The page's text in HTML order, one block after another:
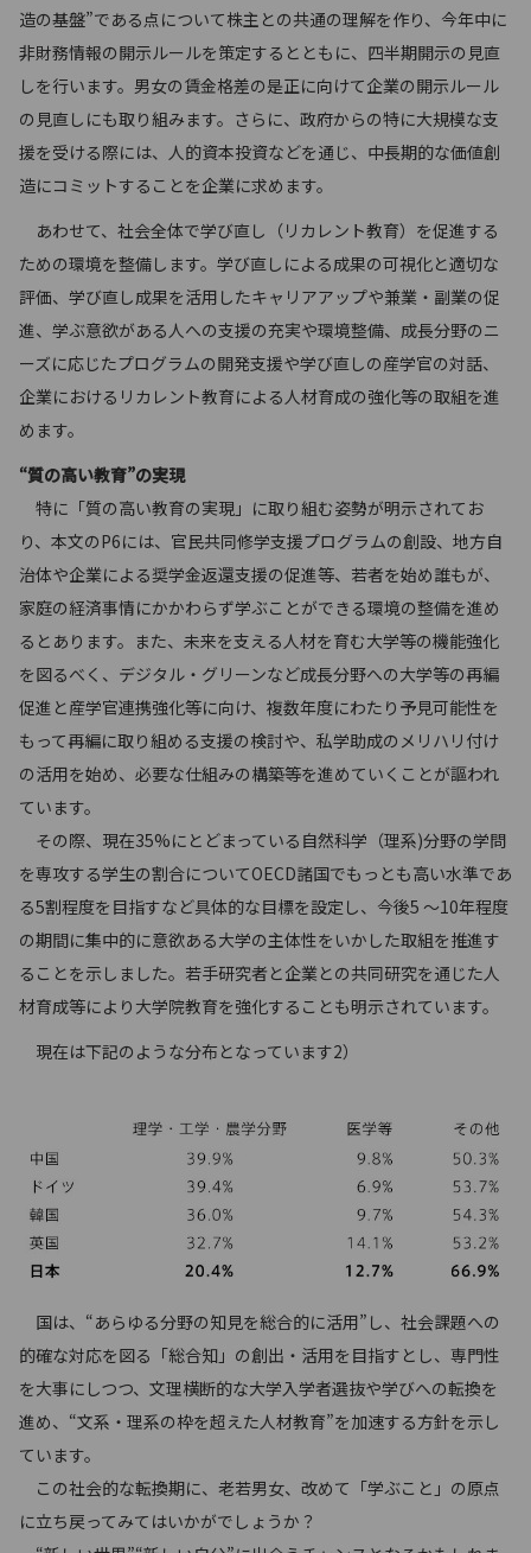
造の基盤”である点について株主との共通の理解を作り、今年中に
非財務情報の開示ルールを策定するとともに、四半期開示の見直
しを行います。男女の賃金格差の是正に向けて企業の開示ルール
の見直しにも取り組みます。さらに、政府からの特に大規模な支
援を受ける際には、人的資本投資などを通じ、中長期的な価値創
造にコミットすることを企業に求めます。
あわせて、社会全体で学び直し（リカレント教育）を促進する
ための環境を整備します。学び直しによる成果の可視化と適切な
評価、学び直し成果を活用したキャリアアップや兼業・副業の促
進、学ぶ意欲がある人への支援の充実や環境整備、成長分野のニ
ーズに応じたプログラムの開発支援や学び直しの産学官の対話、
企業におけるリカレント教育による人材育成の強化等の取組を進
めます。
“質の高い教育”の実現
特に「質の高い教育の実現」に取り組む姿勢が明示されてお
り、本文のP6には、官民共同修学支援プログラムの創設、地方自
治体や企業による奨学金返還支援の促進等、若者を始め誰もが、
家庭の経済事情にかかわらず学ぶことができる環境の整備を進め
るとあります。また、未来を支える人材を育む大学等の機能強化
を図るべく、デジタル・グリーンなど成長分野への大学等の再編
促進と産学官連携強化等に向け、複数年度にわたり予見可能性を
もって再編に取り組める支援の検討や、私学助成のメリハリ付け
の活用を始め、必要な仕組みの構築等を進めていくことが謳われ
ています。
その際、現在35%にとどまっている自然科学（理系)分野の学問
を専攻する学生の割合についてOECD諸国でもっとも高い水準であ
る5割程度を目指すなど具体的な目標を設定し、今後5 ～10年程度
の期間に集中的に意欲ある大学の主体性をいかした取組を推進す
ることを示しました。若手研究者と企業との共同研究を通じた人
材育成等により大学院教育を強化することも明示されています。
現在は下記のような分布となっています2）
国は、“あらゆる分野の知見を総合的に活用”し、社会課題への
的確な対応を図る「総合知」の創出・活用を目指すとし、専門性
を大事にしつつ、文理横断的な大学入学者選抜や学びへの転換を
進め、“文系・理系の枠を超えた人材教育”を加速する方針を示し
ています。
この社会的な転換期に、老若男女、改めて「学ぶこと」の原点
に立ち戻ってみてはいかがでしょうか？